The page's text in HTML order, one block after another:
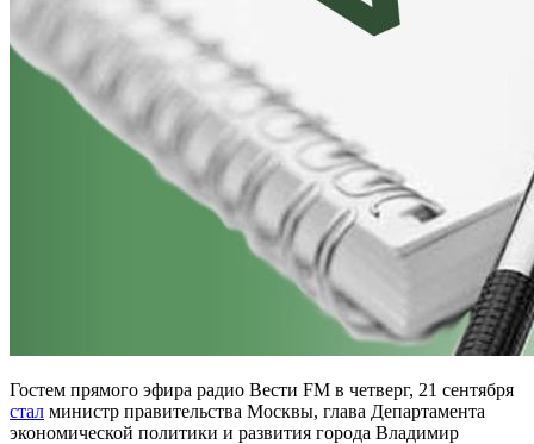
Гостем прямого эфира радио Вести FM в четверг, 21 сентября
стал министр правительства Москвы, глава Департамента
экономической политики и развития города Владимир